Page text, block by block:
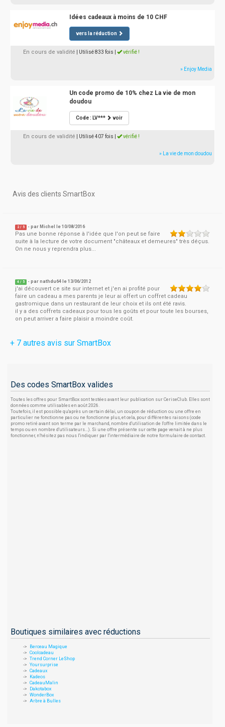
Idées cadeaux à moins de 10 CHF
vers la réduction
En cours de validité | Utilisé 833 fois vérifié !
» Enjoy Media
Un code promo de 10% chez La vie de mon
doudou
Code : LV*** voir
En cours de validité | Utilisé 407 fois vérifié !
» La vie de mon doudou
Avis des clients SmartBox
2 / 5 - par Michel le 10/08/2016
Pas une bonne réponse à l'idée que l'on peut se faire
suite à la lecture de votre document "châteaux et demeures" très déçus.
On ne nous y reprendra plus...
4 / 5 - parnathdu64 le 13/06/2012
j'ai découvert ce site sur internet et j'en ai profité pour
faire un cadeau a mes parents je leur ai offert un coffret cadeau
gastromique dans un restaurant de leur choix et ils ont été ravis.
il y a des coffrets cadeaux pour tous les goûts et pour toute les bourses,
on peut arriver a faire plaisir a moindre coût.
+ 7 autres avis sur SmartBox
Des codes SmartBox valides
Toutes les offres pour SmartBox sont testées avant leur publication sur CeriseClub. Elles sont
données comme utilisables en août 2026.
Toutefois, il est possible qu'après un certain délai, un coupon de réduction ou une offre en
particulier ne fonctionne pas ou ne fonctionne plus, et cela, pour différentes raisons (code
promo retiré avant son terme par le marchand, nombre d'utilisation de l'offre limitée dans le
temps ou en nombre d'utilisateurs...). Si une offre présente sur cette page venait à ne plus
fonctionner, n'hésitez pas nous l'indiquer par l'intermédiaire de notre formulaire de contact.
Boutiques similaires avec réductions
Berceau Magique
Coolcadeau
Trend Corner LeShop
Yoursurprise
Cadeaux
Kadeos
CadeauMalin
Dakotabox
WonderBox
Arbre à Bulles